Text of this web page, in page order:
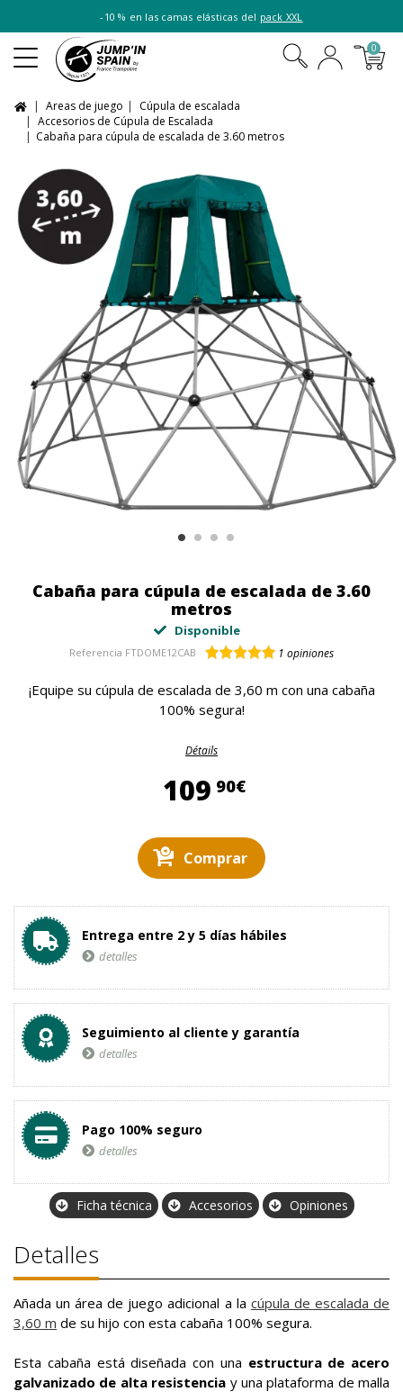
-10 % en las camas elásticas del pack XXL
0
Areas de juego
Cúpula de escalada
Accesorios de Cúpula de Escalada
Cabaña para cúpula de escalada de 3.60 metros
Cabaña para cúpula de escalada de 3.60
metros
Disponible
Referencia FTDOME12CAB 1 opiniones
¡Equipe su cúpula de escalada de 3,60 m con una cabaña
100% segura!
Détails
109 90€109,90 €
Comprar
Entrega entre 2 y 5 días hábiles
detalles
Seguimiento al cliente y garantía
detalles
Pago 100% seguro
detalles
Ficha técnica Accesorios Opiniones
Detalles
Añada un área de juego adicional a la cúpula de escalada de
3,60 m de su hijo con esta cabaña 100% segura.
Esta cabaña está diseñada con una estructura de acero
galvanizado de alta resistencia y una plataforma de malla